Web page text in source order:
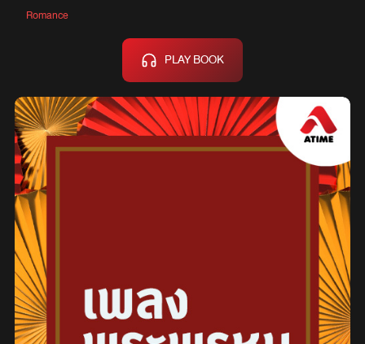
Romance
PLAY BOOK